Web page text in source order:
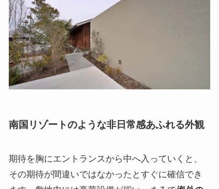
南国リゾートのような非日常感あふれる外観
期待を胸にエントランスから中へ入っていくと、
その期待が間違いではなかったとすぐに確信でき